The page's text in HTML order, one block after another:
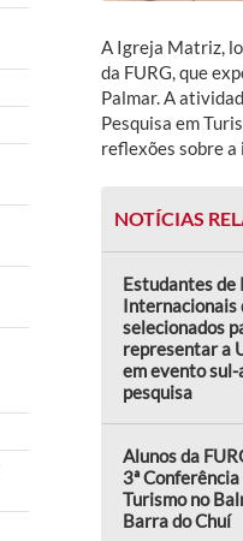
A Igreja Matriz,
da FURG, que
Palmar. A
Pesquisa em
reflexões sobre
NOTÍCIAS
Estudantes de
Internacionais
selecionados
representar a
em evento
pesquisa
Alunos da
3ª
Turismo no
Barra do Chuí